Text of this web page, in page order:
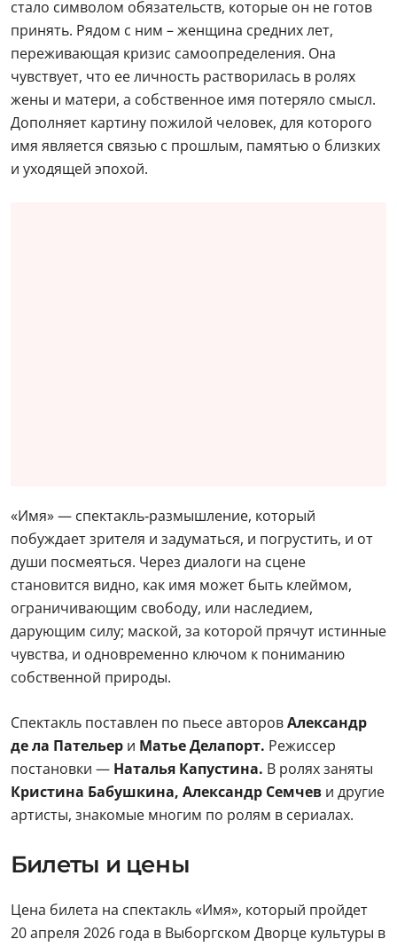
стало символом обязательств, которые он не готов
принять. Рядом с ним – женщина средних лет,
переживающая кризис самоопределения. Она
чувствует, что ее личность растворилась в ролях
жены и матери, а собственное имя потеряло смысл.
Дополняет картину пожилой человек, для которого
имя является связью с прошлым, памятью о близких
и уходящей эпохой.
«Имя» — спектакль‑размышление, который
побуждает зрителя и задуматься, и погрустить, и от
души посмеяться. Через диалоги на сцене
становится видно, как имя может быть клеймом,
ограничивающим свободу, или наследием,
дарующим силу; маской, за которой прячут истинные
чувства, и одновременно ключом к пониманию
собственной природы.
Спектакль поставлен по пьесе авторовАлександр
де ла Пательер и Матье Делапорт. Режиссер
постановки — Наталья Капустина. В ролях заняты
Кристина Бабушкина, Александр Семчев и другие
артисты, знакомые многим по ролям в сериалах.
Билеты и цены
Цена билета на спектакль «Имя», который пройдет
20 апреля 2026 года в Выборгском Дворце культуры в